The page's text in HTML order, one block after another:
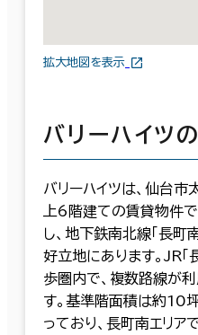
拡大地図を表示
バリーハイツ
バリーハイツは、仙台
上6階建ての賃貸物件
し、地下鉄南北線「長町
好立地にあります。JR「
歩圏内で、複数路線が
す。基準階面積は約10
っており、長町南エリ